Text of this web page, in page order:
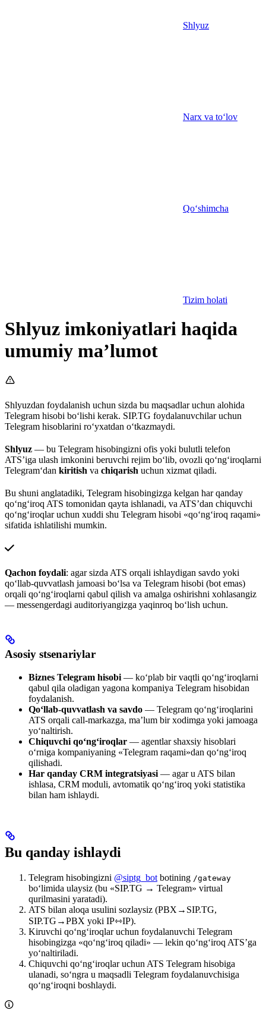
Shlyuz
Narx va to‘lov
Qo‘shimcha
Tizim holati
Shlyuz imkoniyatlari haqida
umumiy ma’lumot
Shlyuzdan foydalanish uchun sizda bu maqsadlar uchun alohida
Telegram hisobi bo‘lishi kerak. SIP.TG foydalanuvchilar uchun
Telegram hisoblarini ro‘yxatdan o‘tkazmaydi.
Shlyuz — bu Telegram hisobingizni ofis yoki bulutli telefon
ATS’iga ulash imkonini beruvchi rejim bo‘lib, ovozli qo‘ng‘iroqlarni
Telegram‘dan kiritish va chiqarish uchun xizmat qiladi.
Bu shuni anglatadiki, Telegram hisobingizga kelgan har qanday
qo‘ng‘iroq ATS tomonidan qayta ishlanadi, va ATS’dan chiquvchi
qo‘ng‘iroqlar uchun xuddi shu Telegram hisobi «qo‘ng‘iroq raqami»
sifatida ishlatilishi mumkin.
Qachon foydali: agar sizda ATS orqali ishlaydigan savdo yoki
qo‘llab-quvvatlash jamoasi bo‘lsa va Telegram hisobi (bot emas)
orqali qo‘ng‘iroqlarni qabul qilish va amalga oshirishni xohlasangiz
— messengerdagi auditoriyangizga yaqinroq bo‘lish uchun.
Asosiy stsenariylar
Biznes Telegram hisobi — ko‘plab bir vaqtli qo‘ng‘iroqlarni
qabul qila oladigan yagona kompaniya Telegram hisobidan
foydalanish.
Qo‘llab-quvvatlash va savdo — Telegram qo‘ng‘iroqlarini
ATS orqali call-markazga, ma’lum bir xodimga yoki jamoaga
yo‘naltirish.
Chiquvchi qo‘ng‘iroqlar — agentlar shaxsiy hisoblari
o‘rniga kompaniyaning «Telegram raqami»dan qo‘ng‘iroq
qilishadi.
Har qanday CRM integratsiyasi — agar u ATS bilan
ishlasa, CRM moduli, avtomatik qo‘ng‘iroq yoki statistika
bilan ham ishlaydi.
Bu qanday ishlaydi
Telegram hisobingizni @siptg_bot botining /gateway
bo‘limida ulaysiz (bu «SIP.TG → Telegram» virtual
qurilmasini yaratadi).
ATS bilan aloqa usulini sozlaysiz (PBX→SIP.TG,
SIP.TG→PBX yoki IP⇿IP).
Kiruvchi qo‘ng‘iroqlar uchun foydalanuvchi Telegram
hisobingizga «qo‘ng‘iroq qiladi» — lekin qo‘ng‘iroq ATS’ga
yo‘naltiriladi.
Chiquvchi qo‘ng‘iroqlar uchun ATS Telegram hisobiga
ulanadi, so‘ngra u maqsadli Telegram foydalanuvchisiga
qo‘ng‘iroqni boshlaydi.